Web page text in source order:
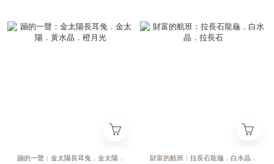
蹦的一聲：金太陽長耳兔．金太陽．
財富的航班：拉長石龍龜．白水晶．